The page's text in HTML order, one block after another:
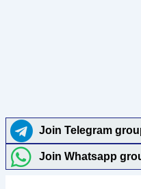
Join Telegram
Join Whatsapp